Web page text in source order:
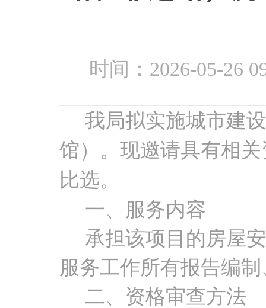
时间：2026-05-26
我局拟实施城市建
馆） 。现邀请具有相
比选。
一、服务内容
承担该项目的房屋
服务工作所有报告编
二、资格审查方法